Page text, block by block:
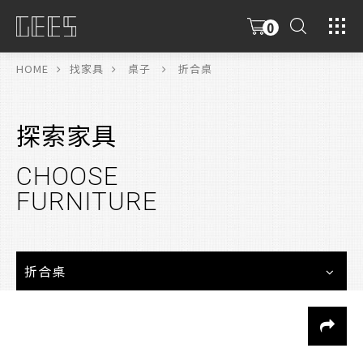
0
HOME 找家具 桌子 折合桌
探索家具
CHOOSE
FURNITURE
折合桌